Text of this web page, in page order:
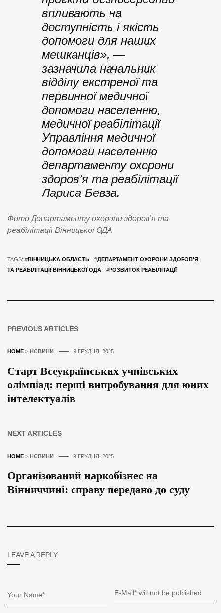
впливають на
доступність і якість
допомоги для наших
мешканців», —
зазначила начальник
відділу екстреної та
первинної медичної
допомоги населенню,
медичної реабілітації
Управління медичної
допомоги населенню
департаменту охорони
здоров’я та реабілітації
Лариса Бевза.
Фото Департаменту охорони здоровʼя та
реабілітації Вінницької ОДА
TAGS: #ВІННИЦЬКА ОБЛАСТЬ #ДЕПАРТАМЕНТ ОХОРОНИ ЗДОРОВ'Я
ТА РЕАБІЛІТАЦІЇ ВІННИЦЬКОЇ ОДА
#РОЗВИТОК РЕАБІЛІТАЦІЇ
PREVIOUS ARTICLES
HOME > НОВИНИ 9 ГРУДНЯ, 2025
Старт Всеукраїнських учнівських
олімпіад: перші випробування для юних
інтелектуалів
NEXT ARTICLES
HOME > НОВИНИ 9 ГРУДНЯ, 2025
Організований наркобізнес на
Вінниччині: справу передано до суду
LEAVE A REPLY